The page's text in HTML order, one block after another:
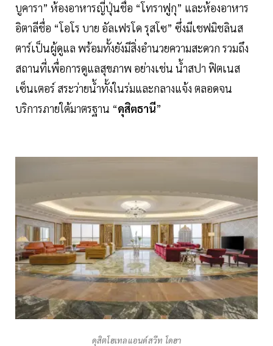
บูคารา” ห้องอาหารญี่ปุ่นชื่อ “โทราฟูกุ” และห้องอาหาร
อิตาลีชื่อ “โอโร บาย อัลเฟรโด รุสโซ” ซึ่งมีเชฟมิชลินส
ตาร์เป็นผู้ดูแล พร้อมทั้งยังมีสิ่งอำนวยความสะดวก รวมถึง
สถานที่เพื่อการดูแลสุขภาพ อย่างเช่น น้ำสปา ฟิตเนส
เซ็นเตอร์ สระว่ายน้ำทั้งในร่มและกลางแจ้ง ตลอดจน
บริการภายใต้มาตรฐาน “ดุสิตธานี”
ดุสิตโฮเทลแอนด์สวีท โดฮา